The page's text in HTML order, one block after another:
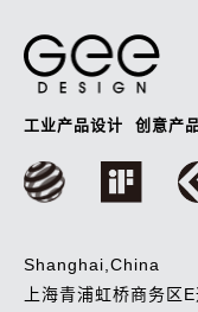
工业产品设计 创意产
Shanghai,China
上海青浦虹桥商务区